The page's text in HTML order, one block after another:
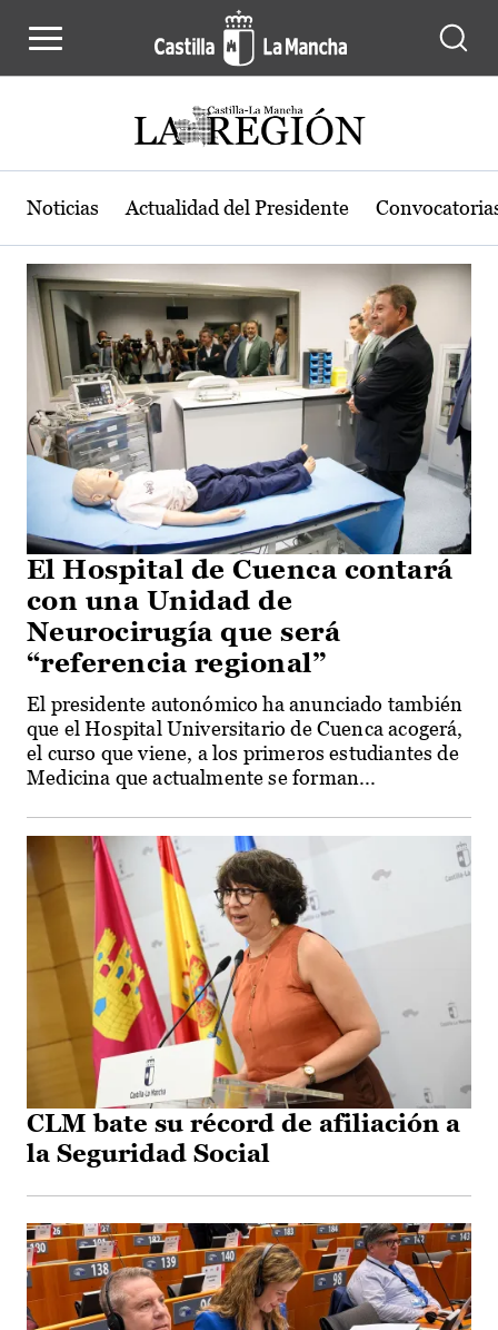
Actualidad de la región de Castilla-
Noticias Actualidad del Presidente
El Hospital de Cuenca contará
con una Unidad de
Neurocirugía que será
“referencia regional”
El presidente autonómico ha anunciado también
que el Hospital Universitario de Cuenca acogerá,
el curso que viene, a los primeros estudiantes de
Medicina que actualmente se forman...
CLM bate su récord de afiliación a
la Seguridad Social